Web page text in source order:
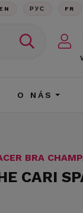
EN РУС FR
O NÁS
BRA
CARI